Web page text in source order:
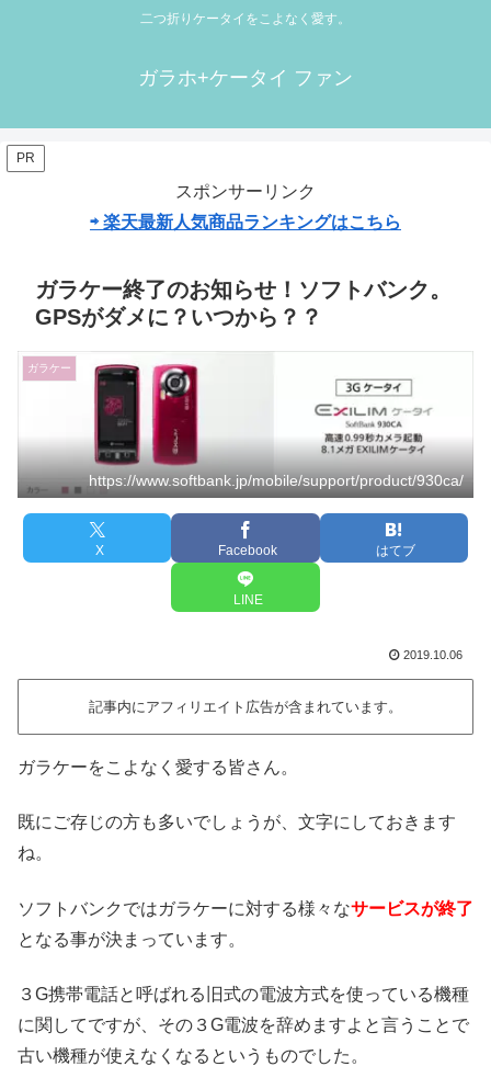
二つ折りケータイをこよなく愛す。
ガラホ+ケータイ ファン
PR
スポンサーリンク
⇨ 楽天最新人気商品ランキングはこちら
ガラケー終了のお知らせ！ソフトバンク。
GPSがダメに？いつから？？
ガラケー
https://www.softbank.jp/mobile/support/product/930ca/
X Facebook はてブ
LINE
2019.10.06
記事内にアフィリエイト広告が含まれています。
ガラケーをこよなく愛する皆さん。
既にご存じの方も多いでしょうが、文字にしておきます
ね。
ソフトバンクではガラケーに対する様々なサービスが終了
となる事が決まっています。
３G携帯電話と呼ばれる旧式の電波方式を使っている機種
に関してですが、その３G電波を辞めますよと言うことで
古い機種が使えなくなるというものでした。